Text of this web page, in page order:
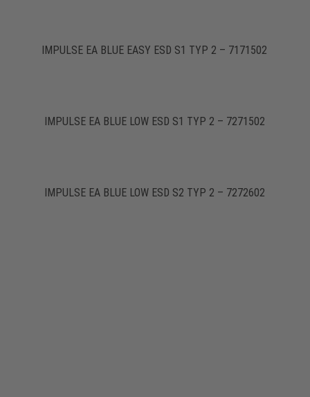
IMPULSE EA BLUE EASY ESD S1 TYP 2 – 7171502
IMPULSE EA BLUE LOW ESD S1 TYP 2 – 7271502
IMPULSE EA BLUE LOW ESD S2 TYP 2 – 7272602